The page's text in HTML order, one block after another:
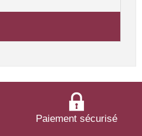
Paiement sécurisé